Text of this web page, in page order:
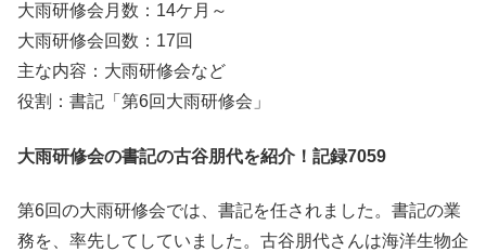
大雨研修会月数：14ケ月～
大雨研修会回数：17回
主な内容：大雨研修会など
役割：書記「第6回大雨研修会」
大雨研修会の書記の古谷朋代を紹介！記録7059
第6回の大雨研修会では、書記を任されました。書記の業
務を、率先してしていました。古谷朋代さんは海洋生物企